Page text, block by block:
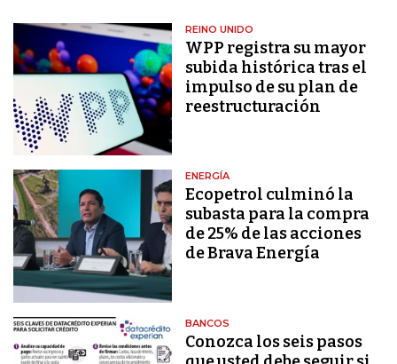
REINO UNIDO
WPP registra su mayor
subida histórica tras el
impulso de su plan de
reestructuración
ENERGÍA
Ecopetrol culminó la
subasta para la compra
de 25% de las acciones
de Brava Energía
BANCOS
Conozca los seis pasos